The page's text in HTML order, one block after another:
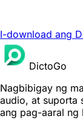
I-download ang
DictoGo
Nagbibigay ng
audio, at suporta
ang pag-aaral ng